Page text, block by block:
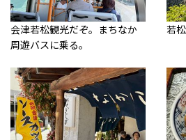
会津若松観光だぞ。まちなか
周遊バスに乗る。
若